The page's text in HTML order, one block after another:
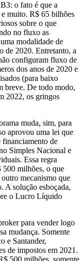
o fato é que a
muito. R$ 65 bilhões
sobre o que
no fluxo as
modalidade de
de 2020. Entretanto, a
configuram fluxo de
dos anos de 2020 e
(para baixo
breve. De todo modo,
2022, os gringos
muda, sim, para
aprovou uma lei que
financiamento de
Simples Nacional e
Essa regra
500 milhões, o que
mecanismo que
A solução esboçada,
o Lucro Líquido
para vender logo
mudança. Somente
e Santander,
de impostos em 2021.